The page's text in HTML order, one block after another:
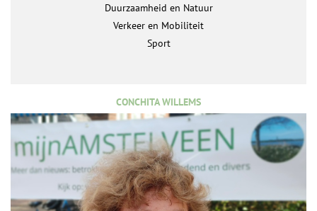
Duurzaamheid en Natuur
Verkeer en Mobiliteit
Sport
CONCHITA WILLEMS